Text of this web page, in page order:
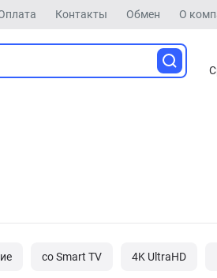
Контакты Обмен О
со Smart TV 4K UltraHD